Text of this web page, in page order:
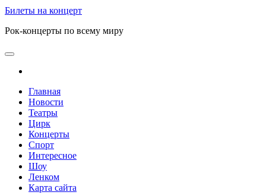
Билеты на концерт
Рок-концерты по всему миру
Главная
Новости
Театры
Цирк
Концерты
Спорт
Интересное
Шоу
Ленком
Карта сайта